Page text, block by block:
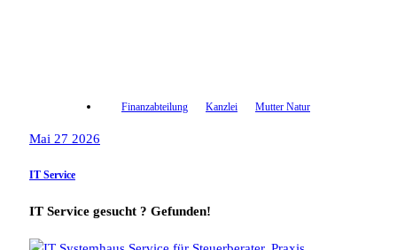
Finanzabteilung Kanzlei Mutter Natur
Mai 27 2026
IT Service
IT Service gesucht ? Gefunden!